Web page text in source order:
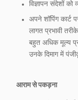
विज्ञापन संदेशों को
अपने शॉपिंग कार्ट
लागत प्रभावी
बहुत अधिक मूल्य
उनके दिमाग में
आराम से पकड़ना